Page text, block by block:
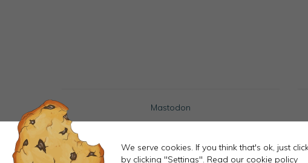
Mastodon
We serve cookies. If you think that's ok, just
by clicking "Settings". Read our cookie policy